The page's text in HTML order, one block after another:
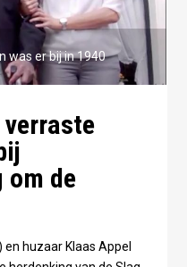
was er bij in 1940
om de
huzaar Klaas Appel